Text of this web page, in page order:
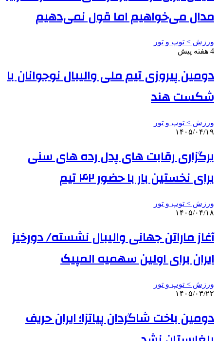
مدال می‌خواهیم اما قول نمی‌دهیم
ورزش > توپ و تور
4 هفته پیش
دومین پیروزی تیم ملی والیبال نوجوانان با
شکست هند
ورزش > توپ و تور
۱۴۰۵/۰۴/۱۹
برگزاری رقابت های پدل رده های سنی
برای نخستین بار با حضور ۴۲ تیم
ورزش > توپ و تور
۱۴۰۵/۰۴/۱۸
آغاز ماراتن جهانی والیبال نشسته/ دورخیز
ایران برای اولین سهمیه المپیک
ورزش > توپ و تور
۱۴۰۵/۰۳/۲۲
دومین باخت شاگردان پیاتزا؛ ایران حریف